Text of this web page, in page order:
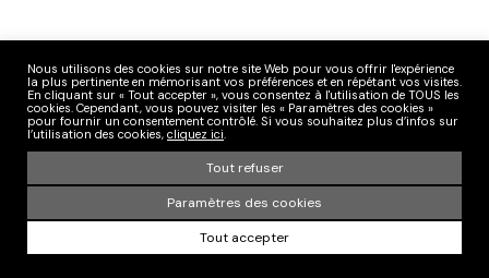
Search
Nous utilisons des cookies sur notre site Web pour vous offrir l'expérience
la plus pertinente en mémorisant vos préférences et en répétant vos visites.
En cliquant sur « Tout accepter », vous consentez à l'utilisation de TOUS les
cookies. Cependant, vous pouvez visiter les « Paramètres des cookies »
pour fournir un consentement contrôlé. Si vous souhaitez plus d’infos sur
l’utilisation des cookies, cliquez ici.
Tout refuser
Paramètres des cookies
Tout accepter